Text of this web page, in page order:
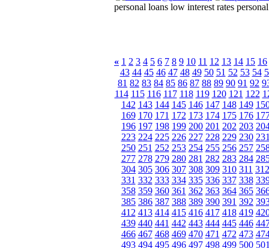
personal loans low interest rates
« 1 2 3 4 5 6 7 8 9 10 11 12 13 14 15 16
43 44 45 46 47 48 49 50 51 52 53 54
81 82 83 84 85 86 87 88 89 90 91 92
114 115 116 117 118 119 120 121 122
142 143 144 145 146 147 148 149
169 170 171 172 173 174 175 176
196 197 198 199 200 201 202 203
223 224 225 226 227 228 229 230
250 251 252 253 254 255 256 257
277 278 279 280 281 282 283 284
304 305 306 307 308 309 310 311 312
331 332 333 334 335 336 337 338
358 359 360 361 362 363 364 365
385 386 387 388 389 390 391 392
412 413 414 415 416 417 418 419
439 440 441 442 443 444 445 446
466 467 468 469 470 471 472 473
493 494 495 496 497 498 499 500